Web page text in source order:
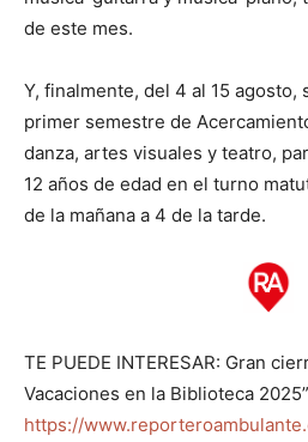
de este mes.
Y, finalmente, del 4 al 15
primer semestre de
danza, artes visuales y teatro,
12 años de edad en el turno
de la mañana a 4 de la tarde.
TE PUEDE INTERESAR: Gran
Vacaciones en la Biblioteca
https://